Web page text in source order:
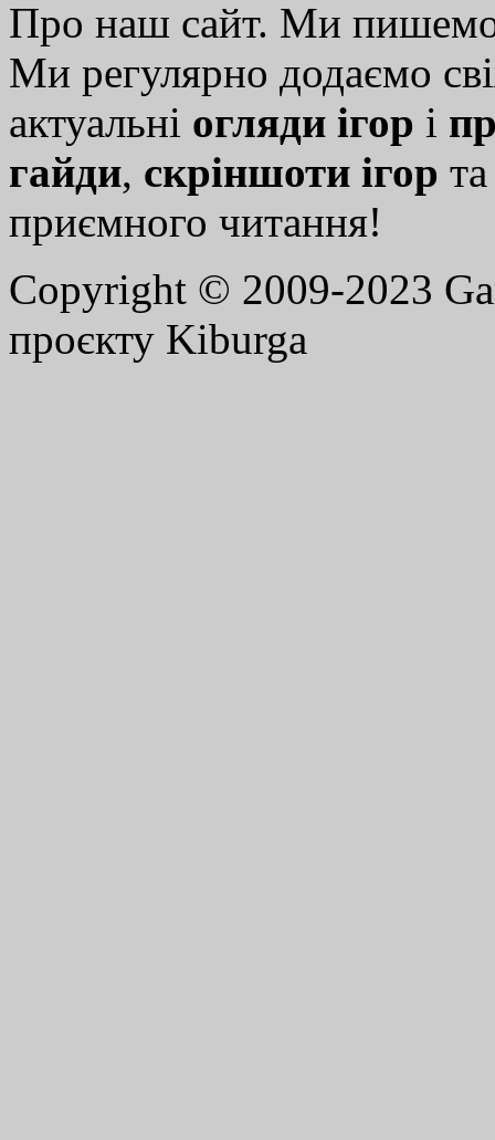
Про наш сайт. Ми
Ми регулярно додаємо
актуальні огляди ігор і
гайди, скріншоти ігор
приємного читання!
Copyright © 2009-2023
проєкту Kiburga